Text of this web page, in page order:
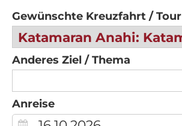
Gewünschte Kreuzfahrt / Tour
Anderes Ziel / Thema
Anreise